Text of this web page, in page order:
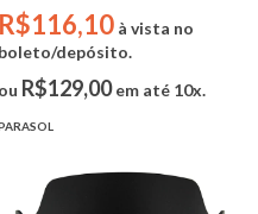
USM (Substitui Canon EW-
88C)
R$116,10 à vista no
boleto/depósito.
ou R$129,00em até 10x.